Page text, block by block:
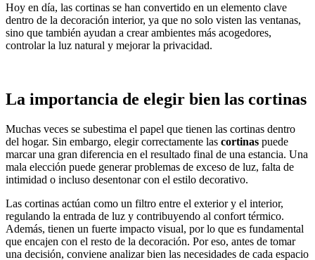
Hoy en día, las cortinas se han convertido en un elemento clave
dentro de la decoración interior, ya que no solo visten las ventanas,
sino que también ayudan a crear ambientes más acogedores,
controlar la luz natural y mejorar la privacidad.
La importancia de elegir bien las cortinas
Muchas veces se subestima el papel que tienen las cortinas dentro
del hogar. Sin embargo, elegir correctamente las cortinas puede
marcar una gran diferencia en el resultado final de una estancia. Una
mala elección puede generar problemas de exceso de luz, falta de
intimidad o incluso desentonar con el estilo decorativo.
Las cortinas actúan como un filtro entre el exterior y el interior,
regulando la entrada de luz y contribuyendo al confort térmico.
Además, tienen un fuerte impacto visual, por lo que es fundamental
que encajen con el resto de la decoración. Por eso, antes de tomar
una decisión, conviene analizar bien las necesidades de cada espacio